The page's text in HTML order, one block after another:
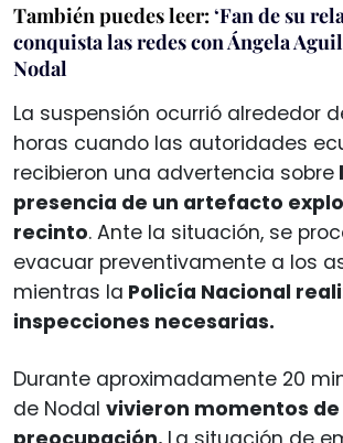
También puedes leer: ‘Fan de su
conquista las redes con Ángela
Nodal
La suspensión ocurrió alrededor
horas cuando las autoridades
recibieron una advertencia sobre
presencia de un artefacto
recinto. Ante la situación, se
evacuar preventivamente a los
mientras la Policía Nacional
inspecciones necesarias.
Durante aproximadamente 20
de Nodal vivieron momentos